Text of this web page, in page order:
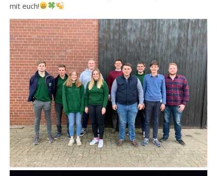
mit euch!